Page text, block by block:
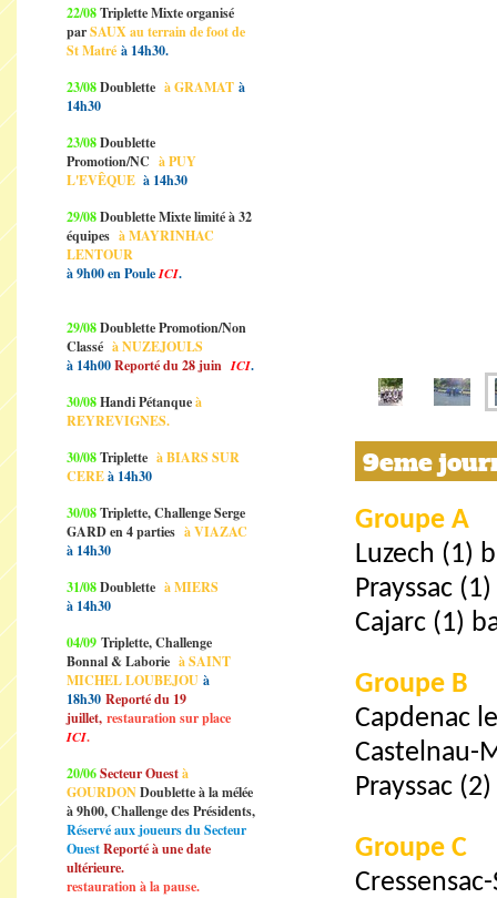
22/08Triplette Mixte organisé
parSAUX au terrain de foot de
St Matré à 14h30.
23/08Doublette à GRAMAT à
14h30
23/08Doublette
Promotion/NC à PUY
L'EVÊQUE à 14h30
29/08Doublette Mixte limité à 32
équipes à MAYRINHAC
LENTOUR
à 9h00 en PouleICI.
29/08Doublette Promotion/Non
Classé à NUZEJOULS
à 14h00Reporté du 28 juin ICI.
30/08Handi Pétanqueà
REYREVIGNES.
30/08Triplette à BIARS SUR
CEREà 14h30
30/08Triplette, Challenge Serge
GARD en 4 parties à VIAZAC
à 14h30
31/08Doublette à MIERS
à 14h30
04/09 Triplette, Challenge
Bonnal & Laborie à SAINT
MICHEL LOUBEJOU à
18h30 Reporté du 19
juillet, restauration sur place
ICI.
20/06Secteur Ouestà
GOURDONDoublette à la mélée
à 9h00, Challenge des Présidents,
Réservé aux joueurs du Secteur
OuestReporté à une date
ultérieure.
restauration à la pause.
9eme
Groupe A
Luzech (1)
Prayssac
Cajarc (1)
Groupe B
Capdenac
Castelnau-
Prayssac
Groupe C